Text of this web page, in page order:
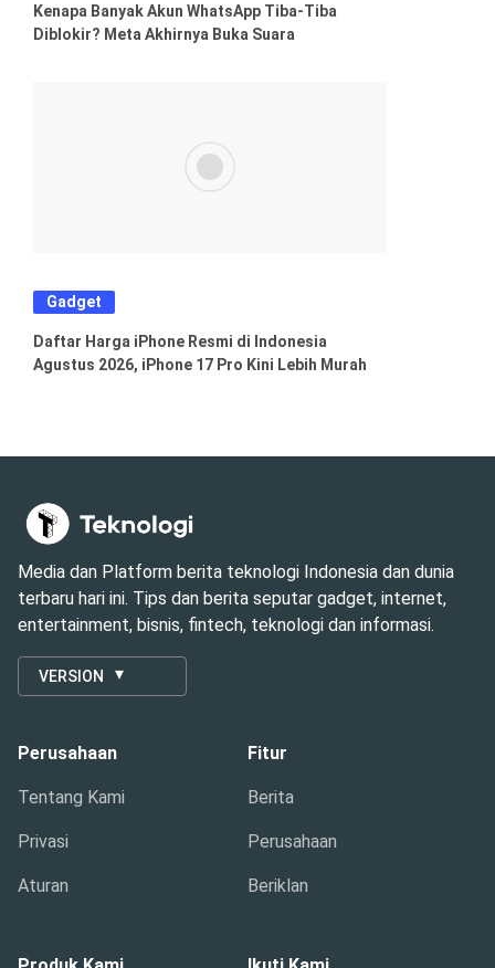
Kenapa Banyak Akun WhatsApp Tiba-Tiba
Diblokir? Meta Akhirnya Buka Suara
Gadget
Daftar Harga iPhone Resmi di Indonesia
Agustus 2026, iPhone 17 Pro Kini Lebih Murah
Media dan Platform berita teknologi Indonesia dan dunia
terbaru hari ini. Tips dan berita seputar gadget, internet,
entertainment, bisnis, fintech, teknologi dan informasi.
VERSION
Perusahaan
Tentang Kami
Privasi
Aturan
Fitur
Berita
Perusahaan
Beriklan